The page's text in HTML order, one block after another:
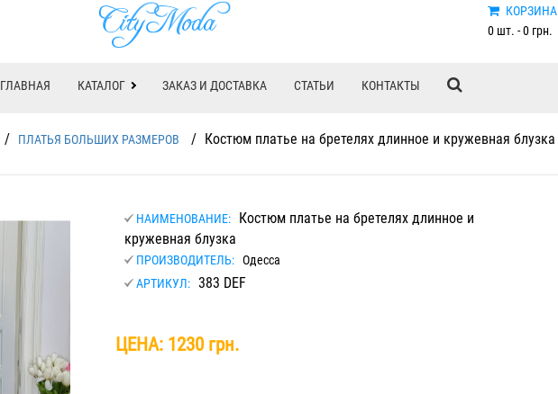
КОРЗИНА
0 шт. - 0 грн.
ГЛАВНАЯ КАТАЛОГ ЗАКАЗ И ДОСТАВКА СТАТЬИ КОНТАКТЫ
/ ПЛАТЬЯ БОЛЬШИХ РАЗМЕРОВ / Костюм платье на бретелях длинное и кружевная блузка
НАИМЕНОВАНИЕ:
Костюм платье на бретелях длинное и
кружевная блузка
ПРОИЗВОДИТЕЛЬ: Одесса
АРТИКУЛ: 383 DEF
ЦЕНА: 1230 грн.